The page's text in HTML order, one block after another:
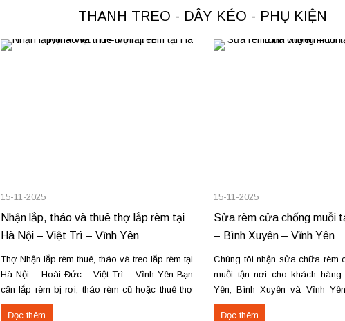
THANH TREO - DÂY KÉO - PHỤ KIỆN
15-11-2025
Nhận lắp, tháo và thuê thợ lắp rèm tại
Hà Nội – Việt Trì – Vĩnh Yên
Thợ Nhận lắp rèm thuê, tháo và treo lắp rèm tại
Hà Nội – Hoài Đức – Việt Trì – Vĩnh Yên Bạn
cần lắp rèm bị rơi, tháo rèm cũ hoặc thuê thợ
lắp rèm tại Hoài Đức, Hà Nội, Việt Trì hoặc
Đọc thêm
15-11-2025
Sửa rèm cửa chống muỗi
– Bình Xuyên – Vĩnh Yên
Chúng tôi nhận sửa chữa rèm
muỗi tận nơi cho khách
Yên, Bình Xuyên và Vĩnh
các lỗi hỏng phổ biến như đứt
Đọc thêm